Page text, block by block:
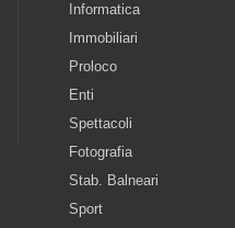
Informatica
Immobiliari
Proloco
Enti
Spettacoli
Fotografia
Stab. Balneari
Sport